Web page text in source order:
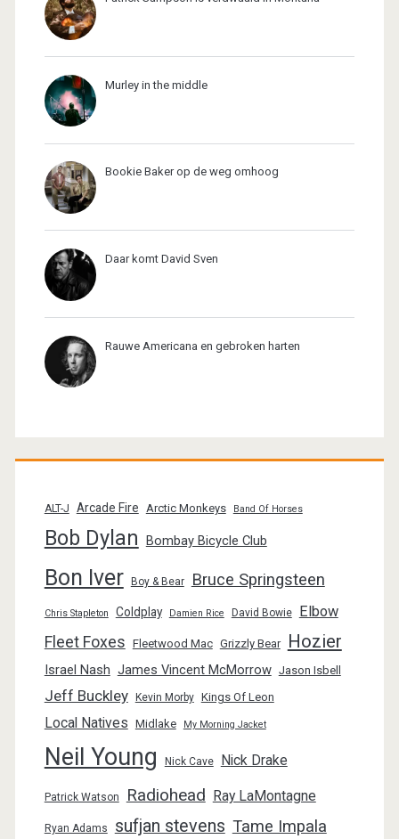
Murley in the middle
Bookie Baker op de weg omhoog
Daar komt David Sven
Rauwe Americana en gebroken harten
ALT-J Arcade Fire Arctic Monkeys Band Of Horses
Bob Dylan Bombay Bicycle Club
Bon Iver Boy & Bear Bruce Springsteen
Chris Stapleton Coldplay Damien Rice David Bowie Elbow
Fleet Foxes Fleetwood Mac Grizzly Bear Hozier
Israel Nash James Vincent McMorrow Jason Isbell
Jeff Buckley Kevin Morby Kings Of Leon
Local Natives Midlake My Morning Jacket
Neil Young Nick Cave Nick Drake
Patrick Watson Radiohead Ray LaMontagne
Ryan Adams sufjan stevens Tame Impala